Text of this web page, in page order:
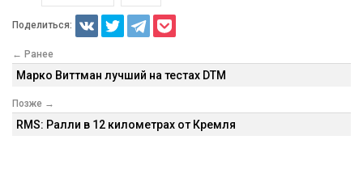
Поделиться:
← Ранее
Марко Виттман лучший на тестах DTM
Позже →
RMS: Ралли в 12 километрах от Кремля